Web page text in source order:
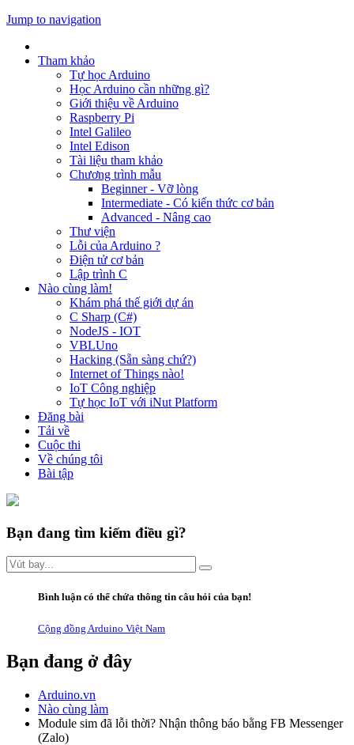
Jump to navigation
Tham khảo
Tự học Arduino
Học Arduino cần những gì?
Giới thiệu về Arduino
Raspberry Pi
Intel Galileo
Intel Edison
Tài liệu tham khảo
Chương trình mẫu
Beginner - Vỡ lòng
Intermediate - Có kiến thức cơ bản
Advanced - Nâng cao
Thư viện
Lỗi của Arduino ?
Điện tử cơ bản
Lập trình C
Nào cùng làm!
Khám phá thế giới dự án
C Sharp (C#)
NodeJS - IOT
VBLUno
Hacking (Sẵn sàng chứ?)
Internet of Things nào!
IoT Công nghiệp
Tự học IoT với iNut Platform
Đăng bài
Tải về
Cuộc thi
Về chúng tôi
Bài tập
Bạn đang tìm kiếm điều gì?
Bình luận có thể chứa thông tin câu hỏi của bạn!
Cộng đồng Arduino Việt Nam
Bạn đang ở đây
Arduino.vn
Nào cùng làm
Module sim đã lỗi thời? Nhận thông báo bằng FB Messenger
(Zalo)